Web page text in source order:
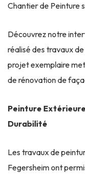
Chantier de Peinture
Découvrez notre
réalisé des travaux
projet exemplaire
de rénovation de
Peinture
Durabilité
Les travaux de
Fegersheim ont